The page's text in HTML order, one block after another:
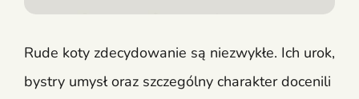
Rude koty zdecydowanie są niezwykłe. Ich urok,
bystry umysł oraz szczególny charakter docenili